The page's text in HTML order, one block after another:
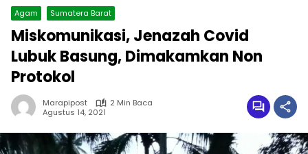
Agam Sumatera Barat
Miskomunikasi, Jenazah Covid
Lubuk Basung, Dimakamkan Non
Protokol
Marapipost
2 Min Baca
Agustus 14, 2021